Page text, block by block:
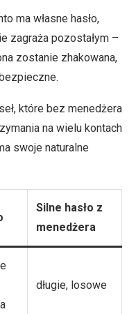
ma własne hasło,
zagraża pozostałym –
zostanie zhakowana,
które bez menedżera
na wielu kontach
swoje naturalne
Silne hasło z
menedżera
długie, losowe